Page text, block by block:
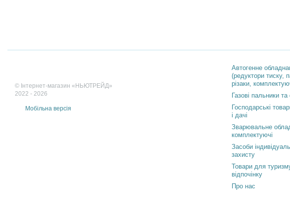
© Інтернет-магазин «НЬЮТРЕЙД»
2022 - 2026
Мобільна версія
Автогенне
(редуктори тиску,
різаки,
Газові пальники та
Господарські
і дачі
Зварювальне
комплектуючі
Засоби
захисту
Товари для
відпочінку
Про нас